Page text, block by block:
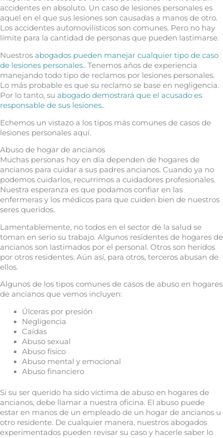
accidentes en absoluto. Un caso de lesiones personales es
aquel en el que sus lesiones son causadas a manos de otro.
Los accidentes automovilísticos son comunes. Pero no hay
límite para la cantidad de personas que pueden lastimarse.
Nuestros abogados pueden manejar cualquier tipo de caso
de lesiones personales.. Tenemos años de experiencia
manejando todo tipo de reclamos por lesiones personales.
Lo más probable es que su reclamo se base en negligencia.
Por lo tanto, su abogado demostrará que el acusado es
responsable de sus lesiones..
Echemos un vistazo a los tipos más comunes de casos de
lesiones personales aquí.
Abuso de hogar de ancianos
Muchas personas hoy en día dependen de hogares de
ancianos para cuidar a sus padres ancianos. Cuando ya no
podemos cuidarlos, recurrimos a cuidadores profesionales.
Nuestra esperanza es que podamos confiar en las
enfermeras y los médicos para que cuiden bien de nuestros
seres queridos.
Lamentablemente, no todos en el sector de la salud se
toman en serio su trabajo. Algunos residentes de hogares de
ancianos son lastimados por el personal. Otros son heridos
por otros residentes. Aún así, para otros, terceros abusan de
ellos.
Algunos de los tipos comunes de casos de abuso en hogares
de ancianos que vemos incluyen:
Úlceras por presión
Negligencia
Caídas
Abuso sexual
Abuso físico
Abuso mental y emocional
Abuso financiero
Si su ser querido ha sido víctima de abuso en hogares de
ancianos, debe llamar a nuestra oficina. El abuso puede
estar en manos de un empleado de un hogar de ancianos u
otro residente. De cualquier manera, nuestros abogados
experimentados pueden revisar su caso y hacerle saber lo